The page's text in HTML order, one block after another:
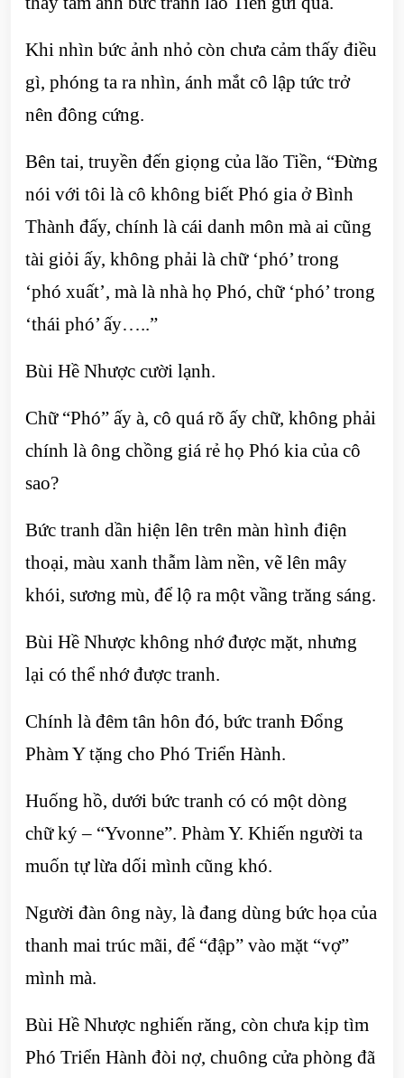
Khi nhìn bức ảnh nhỏ còn chưa cảm thấy điều
gì, phóng ta ra nhìn, ánh mắt cô lập tức trở
nên đông cứng.
Bên tai, truyền đến giọng của lão Tiền, “Đừng
nói với tôi là cô không biết Phó gia ở Bình
Thành đấy, chính là cái danh môn mà ai cũng
tài giỏi ấy, không phải là chữ ‘phó’ trong
‘phó xuất’, mà là nhà họ Phó, chữ ‘phó’ trong
‘thái phó’ ấy…..”
Bùi Hề Nhược cười lạnh.
Chữ “Phó” ấy à, cô quá rõ ấy chữ, không phải
chính là ông chồng giá rẻ họ Phó kia của cô
sao?
Bức tranh dần hiện lên trên màn hình điện
thoại, màu xanh thẫm làm nền, vẽ lên mây
khói, sương mù, để lộ ra một vầng trăng sáng.
Bùi Hề Nhược không nhớ được mặt, nhưng
lại có thể nhớ được tranh.
Chính là đêm tân hôn đó, bức tranh Đổng
Phàm Y tặng cho Phó Triển Hành.
Huống hồ, dưới bức tranh có có một dòng
chữ ký – “Yvonne”. Phàm Y. Khiến người ta
muốn tự lừa dối mình cũng khó.
Người đàn ông này, là đang dùng bức họa của
thanh mai trúc mãi, để “đập” vào mặt “vợ”
mình mà.
Bùi Hề Nhược nghiến răng, còn chưa kịp tìm
Phó Triển Hành đòi nợ, chuông cửa phòng đã